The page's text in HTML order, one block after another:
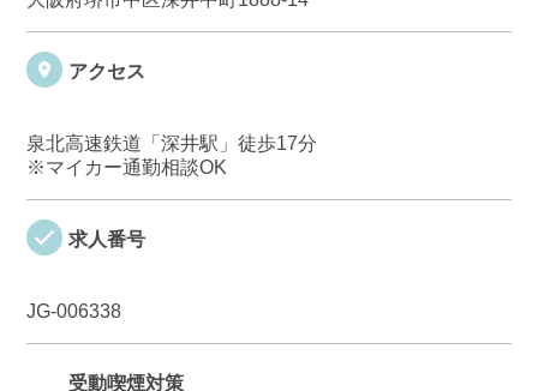
アクセス
泉北高速鉄道「深井駅」徒歩17分
※マイカー通勤相談OK
求人番号
JG-006338
受動喫煙対策